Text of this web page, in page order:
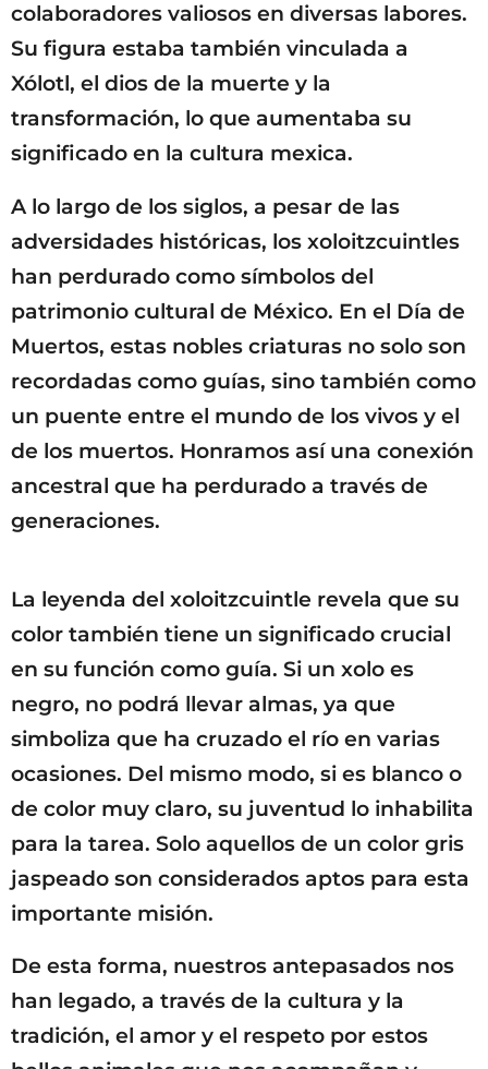
colaboradores valiosos en diversas labores.
Su figura estaba también vinculada a
Xólotl, el dios de la muerte y la
transformación, lo que aumentaba su
significado en la cultura mexica.
A lo largo de los siglos, a pesar de las
adversidades históricas, los xoloitzcuintles
han perdurado como símbolos del
patrimonio cultural de México. En el Día de
Muertos, estas nobles criaturas no solo son
recordadas como guías, sino también como
un puente entre el mundo de los vivos y el
de los muertos. Honramos así una conexión
ancestral que ha perdurado a través de
generaciones.
La leyenda del xoloitzcuintle revela que su
color también tiene un significado crucial
en su función como guía. Si un xolo es
negro, no podrá llevar almas, ya que
simboliza que ha cruzado el río en varias
ocasiones. Del mismo modo, si es blanco o
de color muy claro, su juventud lo inhabilita
para la tarea. Solo aquellos de un color gris
jaspeado son considerados aptos para esta
importante misión.
De esta forma, nuestros antepasados nos
han legado, a través de la cultura y la
tradición, el amor y el respeto por estos